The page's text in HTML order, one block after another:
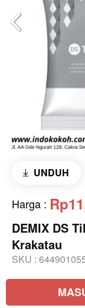
UNDUH
Harga :
DEMIX DS
Krakatau
SKU :